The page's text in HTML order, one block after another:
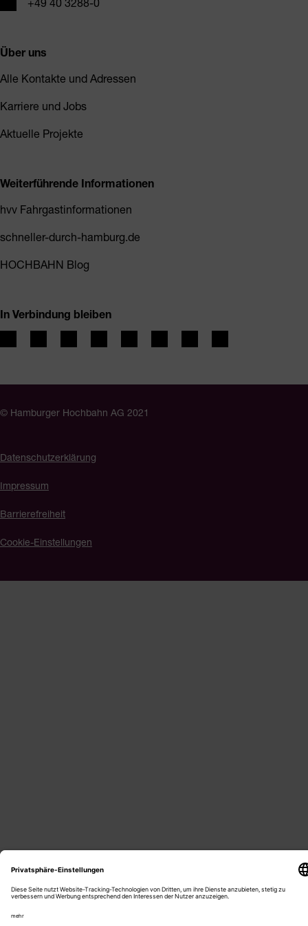
Über uns
Alle Kontakte und Adressen
Karriere und Jobs
Aktuelle Projekte
Weiterführende Informationen
hvv Fahrgastinformationen
schneller-durch-hamburg.de
HOCHBAHN Blog
In Verbindung bleiben
© Hamburger Hochbahn AG 2021
Datenschutzerklärung
Impressum
Barrierefreiheit
Cookie-Einstellungen